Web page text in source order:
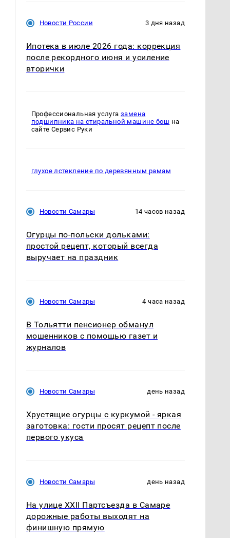
Новости России 3 дня назад
Ипотека в июле 2026 года: коррекция
после рекордного июня и усиление
вторички
Профессиональная услуга замена
подшипника на стиральной машине бош на
сайте Сервис Руки
глухое лстекление по деревянным рамам
Новости Самары 14 часов назад
Огурцы по‑польски дольками:
простой рецепт, который всегда
выручает на праздник
Новости Самары 4 часа назад
В Тольятти пенсионер обманул
мошенников с помощью газет и
журналов
Новости Самары день назад
Хрустящие огурцы с куркумой - яркая
заготовка: гости просят рецепт после
первого укуса
Новости Самары день назад
На улице XXII Партсъезда в Самаре
дорожные работы выходят на
финишную прямую